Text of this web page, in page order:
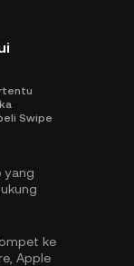
Swipe
yang
ke
Apple